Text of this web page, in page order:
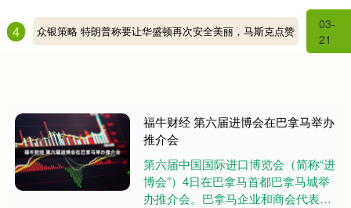
4 众银策略 特朗普称要让华盛顿再次安全美丽，马斯克点赞
03-
21
福牛财经 第六届进博会在巴拿马举办
推介会
第六届中国国际进口博览会（简称“进
博会”）4日在巴拿马首都巴拿马城举
办推介会。巴拿马企业和商会代表以